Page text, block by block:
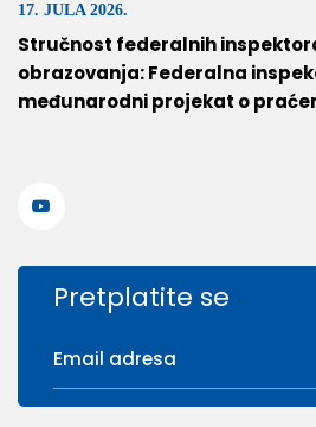
17. JULA 2026.
Stručnost federalnih
obrazovanja: Federalna
međunarodni projekat o
Pretplatite se